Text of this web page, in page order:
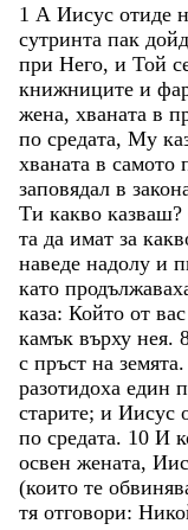
1 А Иисус отиде
сутринта пак
при Него, и Той
книжниците и
жена, хваната в
по средата, Му
хваната в самото
заповядал в
Ти какво казваш?
та да имат за
наведе надолу и
като
каза: Който от вас
камък върху нея.
с пръст на земята.
разотидоха един
старите; и Иисус
по средата. 10 И
освен жената,
(които те
тя отговори: